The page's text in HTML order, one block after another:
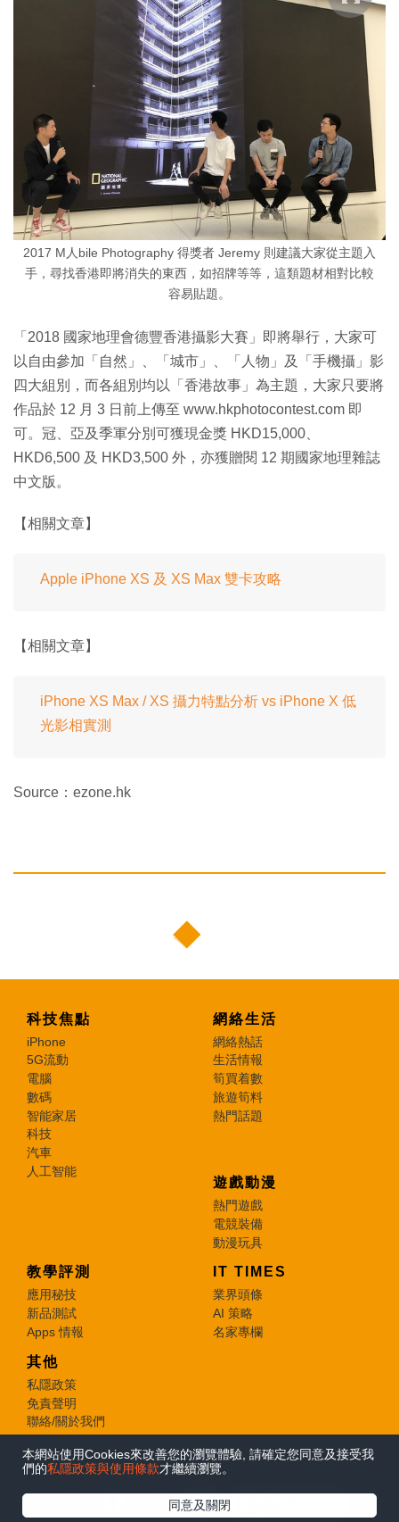
本網站使用Cookies來改善您的瀏覽體驗, 請確定您同意及接受我
們的私隱政策與使用條款才繼續瀏覽。
同意及關閉
2017 M人bile Photography 得獎者 Jeremy 則建議大家從主題入
手，尋找香港即將消失的東西，如招牌等等，這類題材相對比較
容易貼題。
「2018 國家地理會德豐香港攝影大賽」即將舉行，大家可
以自由參加「自然」、「城市」、「人物」及「手機攝」影
四大組別，而各組別均以「香港故事」為主題，大家只要將
作品於 12 月 3 日前上傳至 www.hkphotocontest.com 即
可。冠、亞及季軍分別可獲現金獎 HKD15,000、
HKD6,500 及 HKD3,500 外，亦獲贈閱 12 期國家地理雜誌
中文版。
【相關文章】
Apple iPhone XS 及 XS Max 雙卡攻略
【相關文章】
iPhone XS Max / XS 攝力特點分析 vs iPhone X 低
光影相實測
Source：ezone.hk
科技焦點
iPhone
5G流動
電腦
數碼
智能家居
科技
汽車
人工智能
網絡生活
網絡熱話
生活情報
筍買着數
旅遊筍料
熱門話題
遊戲動漫
熱門遊戲
電競裝備
動漫玩具
教學評測
應用秘技
新品測試
Apps 情報
IT TIMES
業界頭條
AI 策略
名家專欄
其他
私隱政策
免責聲明
聯絡/關於我們
© 2026 e-zone. All Rights Reserved.